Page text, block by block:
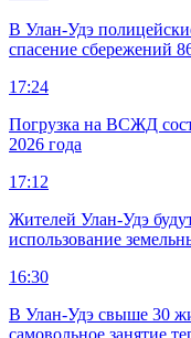
В Улан-Удэ
спасение сбережений
17:24
Погрузка на ВСЖД
2026 года
17:12
Жителей Улан-Удэ
использование
16:30
В Улан-Удэ свыше 30
самовольное занятие